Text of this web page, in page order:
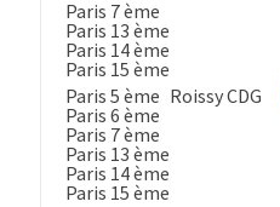
Paris 7 ème
Paris 13 ème
Paris 14 ème
Paris 15 ème
Paris 5 ème
Paris 6 ème
Paris 7 ème
Paris 13 ème
Paris 14 ème
Paris 15 ème
Roissy CDG